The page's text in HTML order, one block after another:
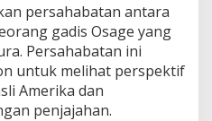
persahabatan antara
gadis Osage yang
Persahabatan ini
untuk melihat perspektif
Amerika dan
penjajahan.